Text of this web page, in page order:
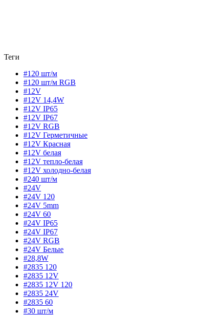
Теги
#120 шт/м
#120 шт/м RGB
#12V
#12V 14,4W
#12V IP65
#12V IP67
#12V RGB
#12V Герметичные
#12V Красная
#12V белая
#12V тепло-белая
#12V холодно-белая
#240 шт/м
#24V
#24V 120
#24V 5mm
#24V 60
#24V IP65
#24V IP67
#24V RGB
#24V Белые
#28,8W
#2835 120
#2835 12V
#2835 12V 120
#2835 24V
#2835 60
#30 шт/м